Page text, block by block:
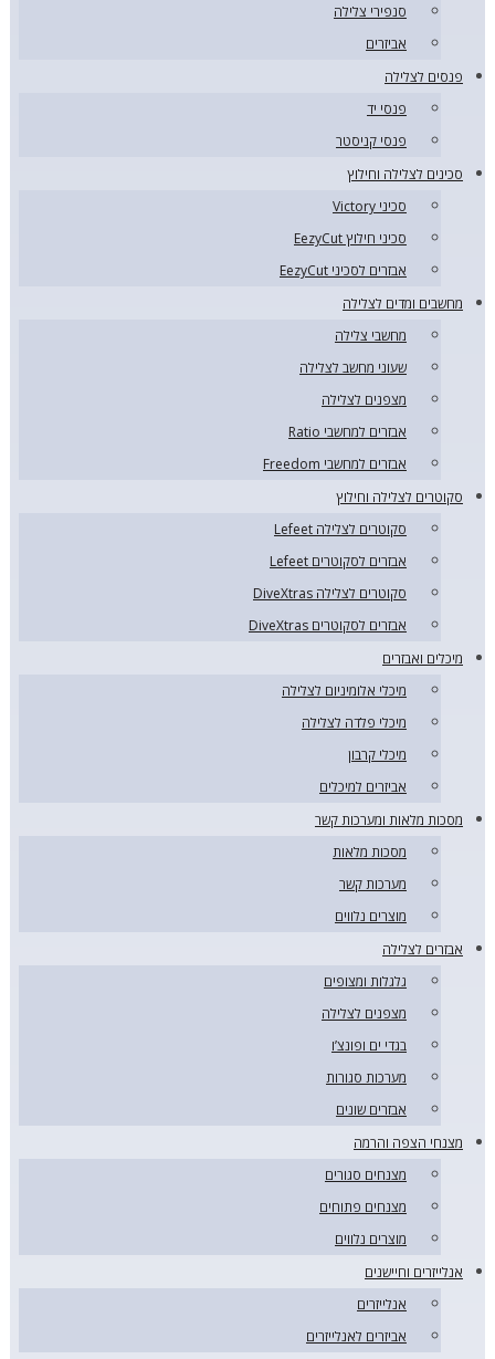
סנפירי צלילה
אביזרים
פנסים לצלילה
פנסי יד
פנסי קניסטר
סכינים לצלילה וחילוץ
סכיני Victory
סכיני חילוץ EezyCut
אבזרים לסכיני EezyCut
מחשבים ומדים לצלילה
מחשבי צלילה
שעוני מחשב לצלילה
מצפנים לצלילה
אבזרים למחשבי Ratio
אבזרים למחשבי Freedom
סקוטרים לצלילה וחילוץ
סקוטרים לצלילה Lefeet
אבזרים לסקוטרים Lefeet
סקוטרים לצלילה DiveXtras
אבזרים לסקוטרים DiveXtras
מיכלים ואבזרים
מיכלי אלומיניום לצלילה
מיכלי פלדה לצלילה
מיכלי קרבון
אביזרים למיכלים
מסכות מלאות ומערכות קשר
מסכות מלאות
מערכות קשר
מוצרים נלווים
אבזרים לצלילה
גלגלות ומצופים
מצפנים לצלילה
בגדי ים ופונצ’ו
מערכות סגורות
אבזרים שונים
מצנחי הצפה והרמה
מצנחים סגורים
מצנחים פתוחים
מוצרים נלווים
אנלייזרים וחיישנים
אנלייזרים
אביזרים לאנלייזרים